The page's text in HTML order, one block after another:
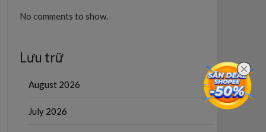
No comments to show.
Lưu trữ
August 2026
July 2026